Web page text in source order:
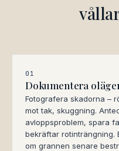
01
Dokumentera
Fotografera skadorna –
mot tak, skuggning.
avloppsproblem, spara
bekräftar rotinträngning.
om grannen senare